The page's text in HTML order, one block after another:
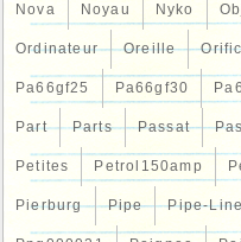
Nova Noyau Nyko
Ordinateur Oreille
Pa66gf25 Pa66gf30
Part Parts Passat
Petites Petrol150amp
Pierburg Pipe Pipe-